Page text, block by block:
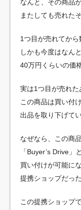
なんと、その商品
またしても売れた
1つ目が売れてから
しかも今度はなん
40万円くらいの価
実は1つ目が売れた
この商品は買い付
出品を取り下げて
なぜなら、この商
「Buyer’s Drive」
買い付けが可能に
提携ショップだっ
この提携ショップ